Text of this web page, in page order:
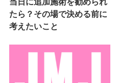
たら？その場で決める前に
考えたいこと